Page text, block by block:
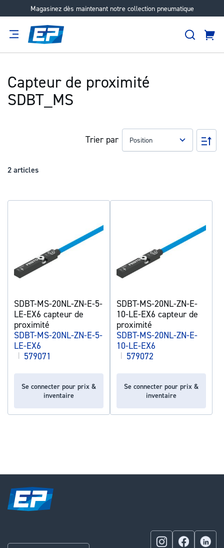
Magasinez dès maintenant notre collection pneumatique
Aller
Capteur de proximité
SDBT_MS
2 articles
Trier par
Par
SDBT-MS-20NL-ZN-E-5-
LE-EX6 capteur de
proximité
SDBT-MS-20NL-ZN-E-5-
LE-EX6
| 579071
Se connecter pour prix &
inventaire
SDBT-MS-20NL-ZN-E-
10-LE-EX6 capteur de
proximité
SDBT-MS-20NL-ZN-E-
10-LE-EX6
| 579072
Se connecter pour prix &
inventaire